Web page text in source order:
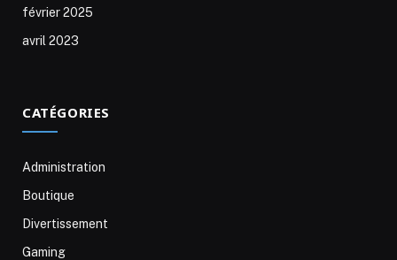
février 2025
avril 2023
CATÉGORIES
Administration
Boutique
Divertissement
Gaming